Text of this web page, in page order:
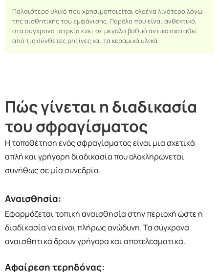
Παλαιότερο υλικό που χρησιμοποιείται ολοένα λιγότερο λόγω
της αισθητικής του εμφάνισης. Παρόλο που είναι ανθεκτικό,
στα σύγχρονα ιατρεία έχει σε μεγάλο βαθμό αντικατασταθεί
από τις σύνθετες ρητίνες και τα κεραμικά υλικά.
Πώς γίνεται η διαδικασία
του σφραγίσματος
Η τοποθέτηση ενός σφραγίσματος είναι μια σχετικά
απλή και γρήγορη διαδικασία που ολοκληρώνεται
συνήθως σε μία συνεδρία.
Αναισθησία:
Εφαρμόζεται τοπική αναισθησία στην περιοχή ώστε η
διαδικασία να είναι πλήρως ανώδυνη. Τα σύγχρονα
αναισθητικά δρουν γρήγορα και αποτελεσματικά.
Αφαίρεση τερηδόνας: